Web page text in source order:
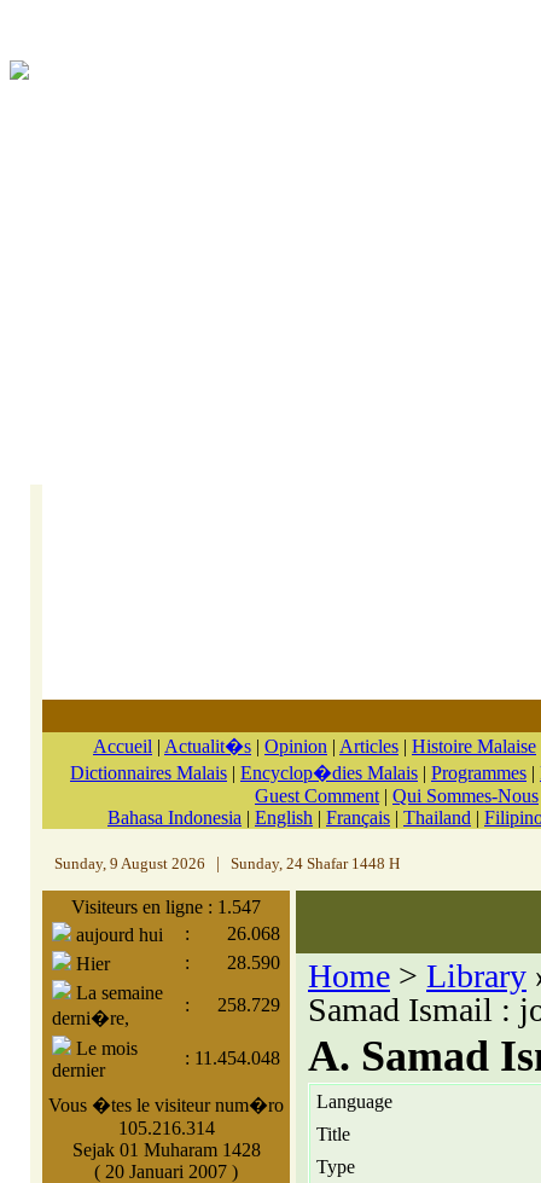
Accueil | Actualit�s | Opinion | Articles | Histoire Malaise
Dictionnaires Malais | Encyclop�dies Malais | Programmes |
Guest Comment | Qui Sommes-Nous
Bahasa Indonesia | English | Français | Thailand |
Sunday, 9 August 2026 Sunday, 24 Shafar 1448 H
Visiteurs en ligne : 1.547
aujourd hui
:
26.068
Hier
:
28.590
La semaine
derni�re,
: 258.729
Le mois
dernier
: 11.454.048
Vous �tes le visiteur num�ro
105.216.314
Sejak 01 Muharam 1428
( 20 Januari 2007 )
Home > Library
Samad Ismail :
A. Samad
Language
Title
Type